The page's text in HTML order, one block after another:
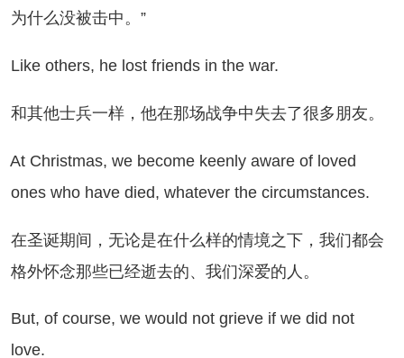
为什么没被击中。”
others, he lost friends in the war.
他士兵一样，他在那场战争中失去了很多朋友。
we become keenly aware of loved
ones who have died, whatever the circumstances.
诞期间，无论是在什么样的情境之下，我们都会
格外怀念那些已经逝去的、我们深爱的人。
of course, we would not grieve if we did not
love.